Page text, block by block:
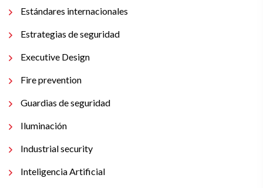
Estándares internacionales
Estrategias de seguridad
Executive Design
Fire prevention
Guardias de seguridad
Iluminación
Industrial security
Inteligencia Artificial